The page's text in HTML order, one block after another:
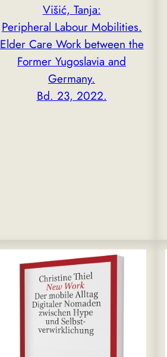
Višić, Tanja:
Peripheral Labour Mobilities.
Elder Care Work between the
Former Yugoslavia and
Germany.
Bd. 23, 2022.